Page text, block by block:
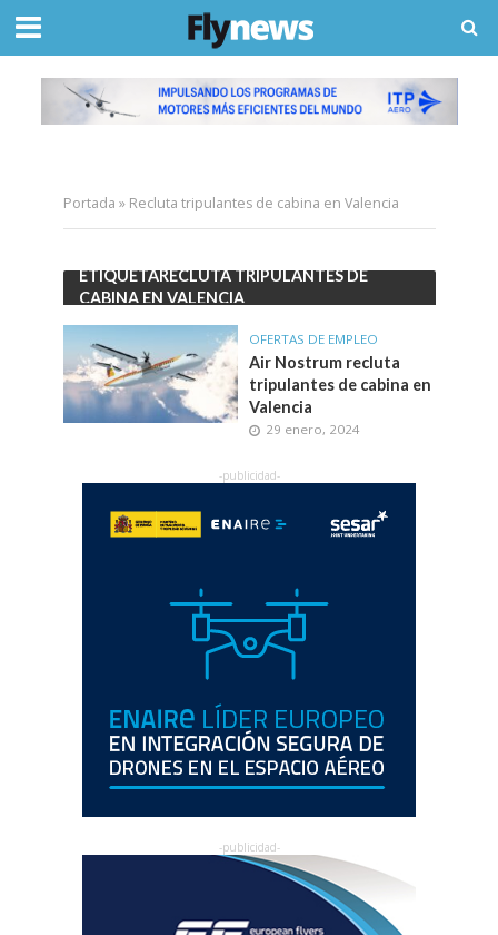
Portada » Recluta tripulantes de cabina en Valencia
ETIQUETARECLUTA TRIPULANTES DE
CABINA EN VALENCIA
OFERTAS DE EMPLEO
Air Nostrum recluta
tripulantes de cabina en
Valencia
29 enero, 2024